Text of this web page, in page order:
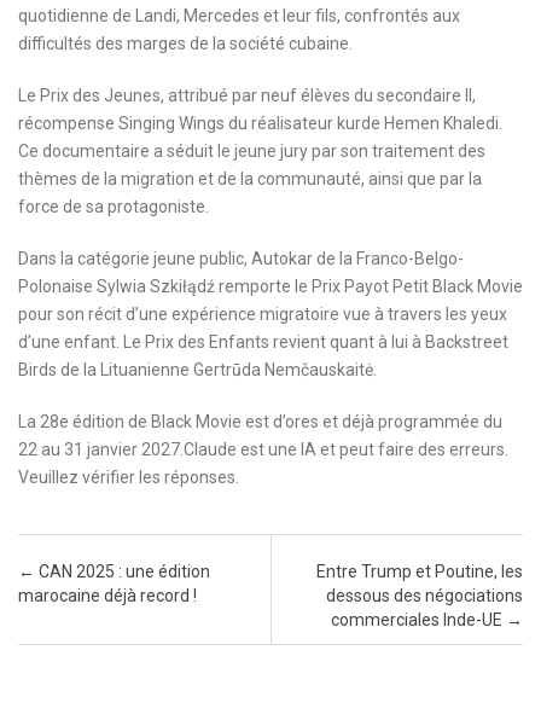
quotidienne de Landi, Mercedes et leur fils, confrontés aux
difficultés des marges de la société cubaine.
Le Prix des Jeunes, attribué par neuf élèves du secondaire II,
récompense Singing Wings du réalisateur kurde Hemen Khaledi.
Ce documentaire a séduit le jeune jury par son traitement des
thèmes de la migration et de la communauté, ainsi que par la
force de sa protagoniste.
Dans la catégorie jeune public, Autokar de la Franco-Belgo-
Polonaise Sylwia Szkiłądź remporte le Prix Payot Petit Black Movie
pour son récit d’une expérience migratoire vue à travers les yeux
d’une enfant. Le Prix des Enfants revient quant à lui à Backstreet
Birds de la Lituanienne Gertrūda Nemčauskaitė.
La 28e édition de Black Movie est d’ores et déjà programmée du
22 au 31 janvier 2027.Claude est une IA et peut faire des erreurs.
Veuillez vérifier les réponses.
Post navigation
← CAN 2025 : une édition
marocaine déjà record !
Entre Trump et Poutine, les
dessous des négociations
commerciales Inde-UE →